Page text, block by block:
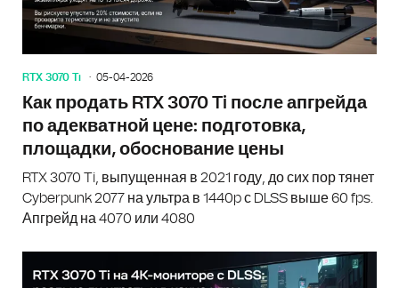
RTX 3070 Ti 05-04-2026
Как продать RTX 3070 Ti после апгрейда
по адекватной цене: подготовка,
площадки, обоснование цены
RTX 3070 Ti, выпущенная в 2021 году, до сих пор тянет
Cyberpunk 2077 на ультра в 1440p с DLSS выше 60 fps.
Апгрейд на 4070 или 4080